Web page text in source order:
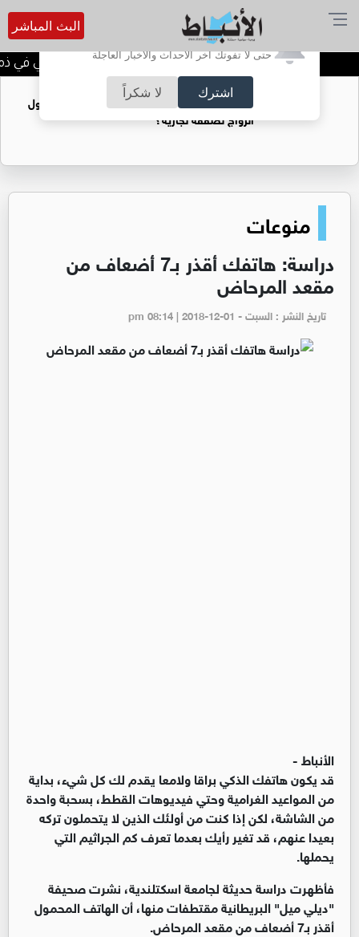
أترغب في تفعيل الإشعارات؟
حتى لا تفوتك آخر الأحداث والأخبار العاجلة
اشترك لا شكراً
البث المباشر
الحاجة خالدة محمود الكرمي في ذمة
فتيات يستغللنه لتحقيق مكاسب مادية.. هل تحول
الزواج لصفقة تجارية؟
منوعات
دراسة: هاتفك أقذر بـ7 أضعاف من
مقعد المرحاض
تاريخ النشر : السبت - pm 08:14 | 2018-12-01
الأنباط -
قد يكون هاتفك الذكي براقا ولامعا يقدم لك كل شيء، بداية
من المواعيد الغرامية وحتي فيديوهات القطط، بسحبة واحدة
من الشاشة، لكن إذا كنت من أولئك الذين لا يتحملون تركه
بعيدا عنهم، قد تغير رأيك بعدما تعرف كم الجراثيم التي
يحملها.
فأظهرت دراسة حديثة لجامعة اسكتلندية، نشرت صحيفة
"ديلي ميل" البريطانية مقتطفات منها، أن الهاتف المحمول
أقذر بـ7 أضعاف من مقعد المرحاض.